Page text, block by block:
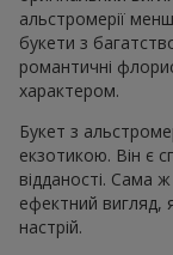
альстромерії
букети з
романтичні
характером.
Букет з
екзотикою. Він є
відданості. Сама
ефектний вигляд,
настрій.